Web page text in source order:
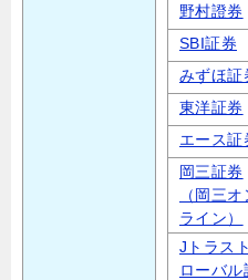
野村證券
SBI証券
みずほ証
東洋証券
エース証
岡三証券
（岡三オ
ライン）
Jトラス
ローバル